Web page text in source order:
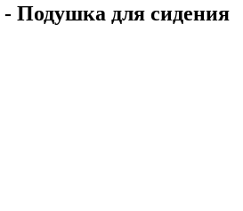
Подушка для сидения